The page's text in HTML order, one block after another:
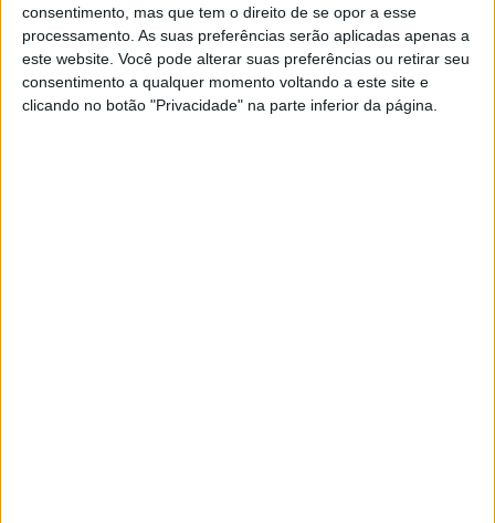
consentimento, mas que tem o direito de se opor a esse
processamento. As suas preferências serão aplicadas apenas a
este website. Você pode alterar suas preferências ou retirar seu
consentimento a qualquer momento voltando a este site e
clicando no botão "Privacidade" na parte inferior da página.